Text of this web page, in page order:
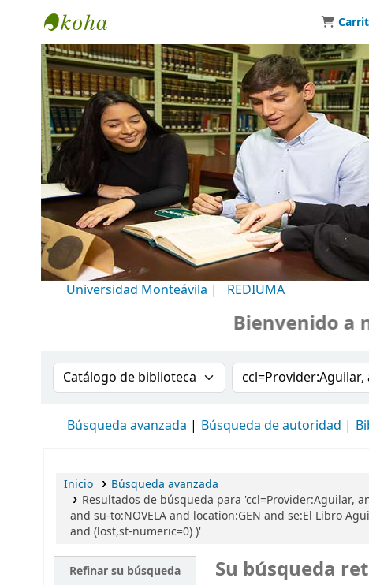
Biblioteca Universidad Monteávila
Universidad Monteávila | REDIUMA
Bienvenido a
Buscar en el catálogo por:Buscar en el
Búsqueda avanzada Búsqueda de autoridad
Inicio
Búsqueda avanzada
Resultados de búsqueda para 'ccl=Provider:Aguilar,
and su-to:NOVELA and location:GEN and se:El Libro
and (lost,st-numeric=0) )'
Refinar su búsqueda Su búsqueda